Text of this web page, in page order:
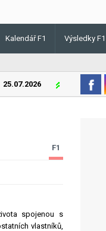
Kalendář F1 Výsledky F1
Lando Norris
F1
spojenou s
vlastníků,